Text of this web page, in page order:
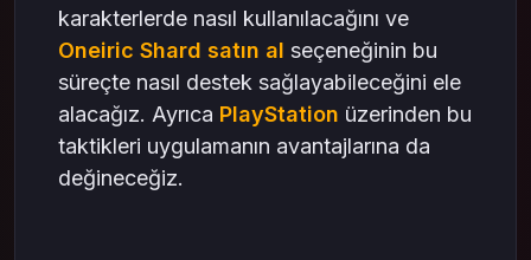
karakterlerde nasıl kullanılacağını ve
Oneiric Shard satın al seçeneğinin bu
süreçte nasıl destek sağlayabileceğini ele
alacağız. Ayrıca PlayStation üzerinden bu
taktikleri uygulamanın avantajlarına da
değineceğiz.